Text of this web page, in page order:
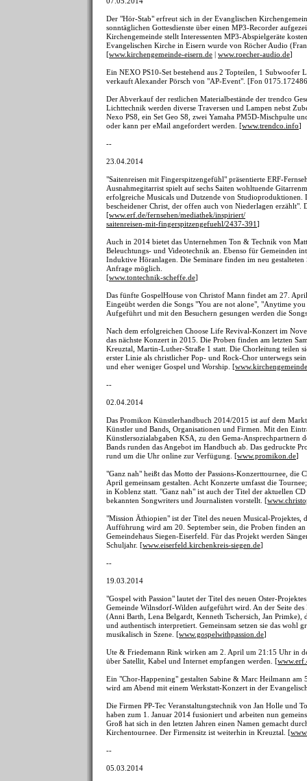
Der "Hör-Stab" erfreut sich in der Evanglischen
sonntäglichen Gottesdienste über einen MP3-Recorder
Kirchengemeinde stellt Interessenten MP3-Abspielgeräte
Evangelischen Kirche in Eisern wurde von Röcher Audio
[www.kirchengemeinde-eisern.de | www.roecher-audio.de]
Ein NEXO PS10-Set bestehend aus 2 Topteilen, 1
verkauft Alexander Pörsch von "AP-Event". [Fon
Der Abverkauf der restlichen Materialbestände der trendco
Lichttechnik werden diverse Traversen und Lampen nebst
Nexo PS8, ein Set Geo S8, zwei Yamaha PM5D-Mischpulte
oder kann per eMail angefordert werden. [www.trendco.info]
--
23.04.2014
"Saitenreisen mit Fingerspitzengefühl" präsentierte ERF-
Ausnahmegitarrist spielt auf sechs Saiten wohltuende
erfolgreiche Musicals und Dutzende von Studioproduktionen.
bescheidener Christ, der offen auch von Niederlagen
[www.erf.de/fernsehen/mediathek/inspiriert/
saitenreisen-mit-fingerspitzengefuehl/2437-391]
Auch in 2014 bietet das Unternehmen Ton & Technik von
Beleuchtungs- und Videotechnik an. Ebenso für Gemeinden
Induktive Höranlagen. Die Seminare finden im neu
Anfrage möglich.
[www.tontechnik-scheffe.de]
Das fünfte GospelHouse von Christof Mann findet am 27.
Eingeübt werden die Songs "You are not alone", "Anytime
Aufgeführt und mit den Besuchern gesungen werden die
Nach dem erfolgreichen Choose Life Revival-Konzert im
das nächste Konzert in 2015. Die Proben finden am letzten
Kreuztal, Martin-Luther-Straße 1 statt. Die Chorleitung teilen
erster Linie als christlicher Pop- und Rock-Chor unterwegs
und eher weniger Gospel und Worship. [
--
02.04.2014
Das Promikon Künstlerhandbuch 2014/2015 ist auf dem
Künstler und Bands, Organisationen und Firmen. Mit den
Künstlersozialabgaben KSA, zu den Gema-
Bands runden das Angebot im Handbuch ab. Das gedruckte
rund um die Uhr online zur Verfügung. [www.promikon.de]
"Ganz nah" heißt das Motto der Passions-Konzerttournee, die
April gemeinsam gestalten. Acht Konzerte umfasst die
in Koblenz statt. "Ganz nah" ist auch der Titel der aktuellen
bekannten Songwriters und Journalisten vorstellt. [
"Mission Äthiopien" ist der Titel des neuen Musical-
Aufführung wird am 20. September sein, die Proben finden
Gemeindehaus Siegen-Eiserfeld. Für das Projekt werden
Schuljahr. [www.eiserfeld.kirchenkreis-siegen.de]
--
19.03.2014
"Gospel with Passion" lautet der Titel des neuen Oster-
Gemeinde Wilnsdorf-Wilden aufgeführt wird. An der Seite
(Anni Barth, Lena Belgardt, Kenneth Tschersich, Jan
und authentisch interpretiert. Gemeinsam setzen sie das wohl
musikalisch in Szene. [www.gospelwithpassion.de]
Ute & Friedemann Rink wirken am 2. April um 21:15 Uhr in
über Satellit, Kabel und Internet empfangen werden. [
Ein "Chor-Happening" gestalten Sabine & Marc Heilmann
wird am Abend mit einem Werkstatt-Konzert in der
Die Firmen PP-Tec Veranstaltungstechnik von Jan Holle und
haben zum 1. Januar 2014 fusioniert und arbeiten nun
Groß hat sich in den letzten Jahren einen Namen gemacht
Kirchentournee. Der Firmensitz ist weiterhin in Kreuztal. [
--
05.03.2014